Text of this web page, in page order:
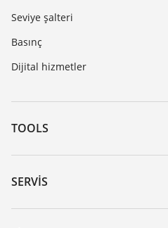
Seviye şalteri
Basınç
Dijital hizmetler
TOOLS
Download’lar
Seri numarası girerek cihaz arama
SERVIS
Cihazının geri gönderimi